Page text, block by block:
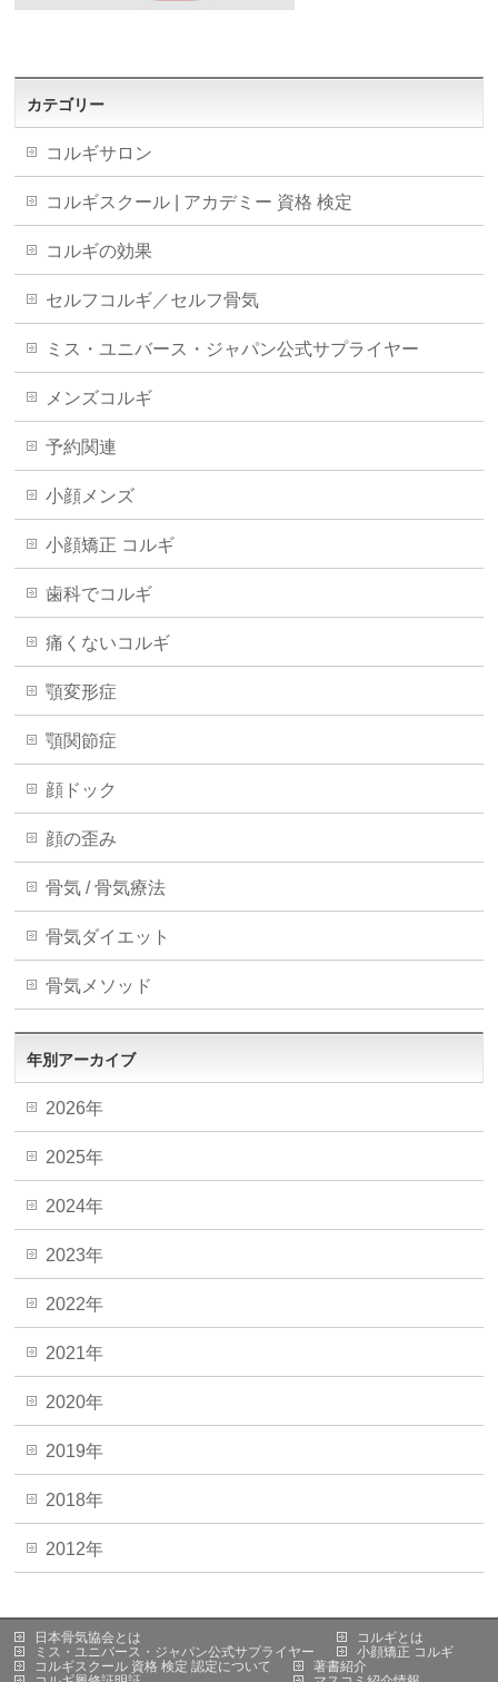
カテゴリー
コルギサロン
コルギスクール | アカデミー 資格 検定
コルギの効果
セルフコルギ／セルフ骨気
ミス・ユニバース・ジャパン公式サプライヤー
メンズコルギ
予約関連
小顔メンズ
小顔矯正 コルギ
歯科でコルギ
痛くないコルギ
顎変形症
顎関節症
顔ドック
顔の歪み
骨気 / 骨気療法
骨気ダイエット
骨気メソッド
年別アーカイブ
2026年
2025年
2024年
2023年
2022年
2021年
2020年
2019年
2018年
2012年
日本骨気協会とは
ミス・ユニバース・ジャパン公式サプライヤー
コルギとは
小顔矯正 コルギ
コルギスクール 資格 検定 認定について
著書紹介